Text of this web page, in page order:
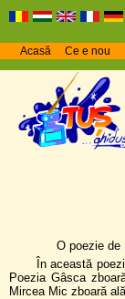
Acasă Ce e nou
O poezie de
În această
Poezia Gâsca
Mircea Mic zboară